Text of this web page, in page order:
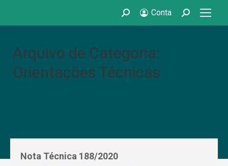
Search: Conta Search:
Arquivo de Categoria:
Orientações Técnicas
Nota Técnica 188/2020